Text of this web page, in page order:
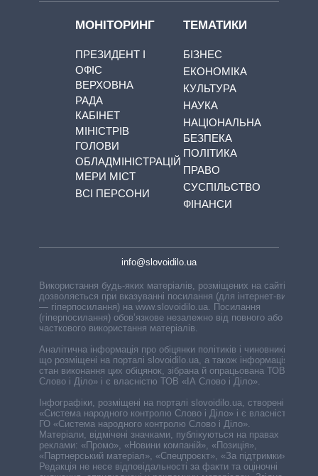
МОНІТОРИНГ
ПРЕЗИДЕНТ І
ОФІС
ВЕРХОВНА
РАДА
КАБІНЕТ
МІНІСТРІВ
ГОЛОВИ
ОБЛАДМІНІСТРАЦІЙ
МЕРИ МІСТ
ВСІ ПЕРСОНИ
ТЕМАТИКИ
БІЗНЕС
ЕКОНОМІКА
КУЛЬТУРА
НАУКА
НАЦІОНАЛЬНА
БЕЗПЕКА
ПОЛІТИКА
ПРАВО
СУСПІЛЬСТВО
ФІНАНСИ
info@slovoidilo.ua
Використання будь-яких матеріалів, розміщених на сайті,
дозволяється при вказуванні посилання (для інтернет-видань
— гіперпосилання) на www.slovoidilo.ua. Посилання
(гіперпосилання) обов’язкове незалежно від повного або
часткового використання матеріалів.
Аналітична інформація про обіцянки політиків і чиновників,
що розміщені на порталі slovoidilo.ua, а також інформація про
стан виконання цих обіцянок, зібрана й опрацьована ТОВ «ІА
Слово і Діло» і є власністю ТОВ «ІА Слово і Діло».
Інфографіки, розміщені на порталі slovoidilo.ua, створені ГО
«Система народного контролю Слово і Діло» і є власністю
ГО «Система народного контролю Слово і Діло».
Матеріали, відмічені значками, публікуються на правах
реклами: «Промо», «Новини компаній», «Позиція»,
«Партнерський матеріал», «Спецпроєкт», «За підтримки».
Редакція не несе відповідальності за факти та оціночні